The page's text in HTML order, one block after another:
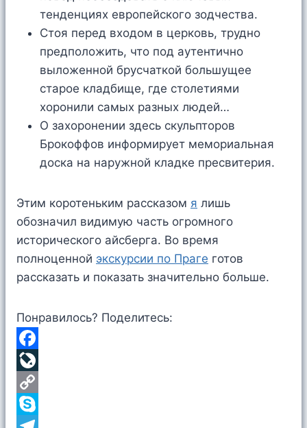
тенденциях европейского зодчества.
Стоя перед входом в церковь, трудно
предположить, что под аутентично
выложенной брусчаткой большущее
старое кладбище, где столетиями
хоронили самых разных людей…
О захоронении здесь скульпторов
Брокоффов информирует мемориальная
доска на наружной кладке пресвитерия.
Этим коротеньким рассказом я лишь
обозначил видимую часть огромного
исторического айсберга. Во время
полноценной экскурсии по Праге готов
рассказать и показать значительно больше.
Понравилось? Поделитесь:
F
a
c
L
C